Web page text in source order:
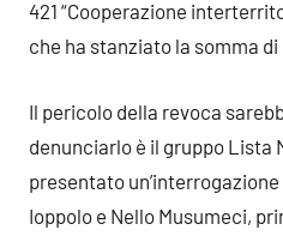
421 “Cooperazione
che ha stanziato la somma
Il pericolo della revoca
denunciarlo è il gruppo Lista
presentato
Ioppolo e Nello Musumeci,